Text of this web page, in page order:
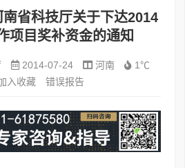
省科技厅关于下达2014
项目奖补资金的通知
2014-07-24 河南
1℃
入收藏
错误报告